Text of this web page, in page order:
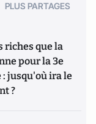
PLUS PARTAGES
riches que la
pour la 3e
: jusqu'où ira le
?